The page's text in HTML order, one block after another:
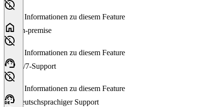
Keine Informationen zu diesem Feature
On-premise
Keine Informationen zu diesem Feature
24/7-Support
Keine Informationen zu diesem Feature
Deutschsprachiger Support